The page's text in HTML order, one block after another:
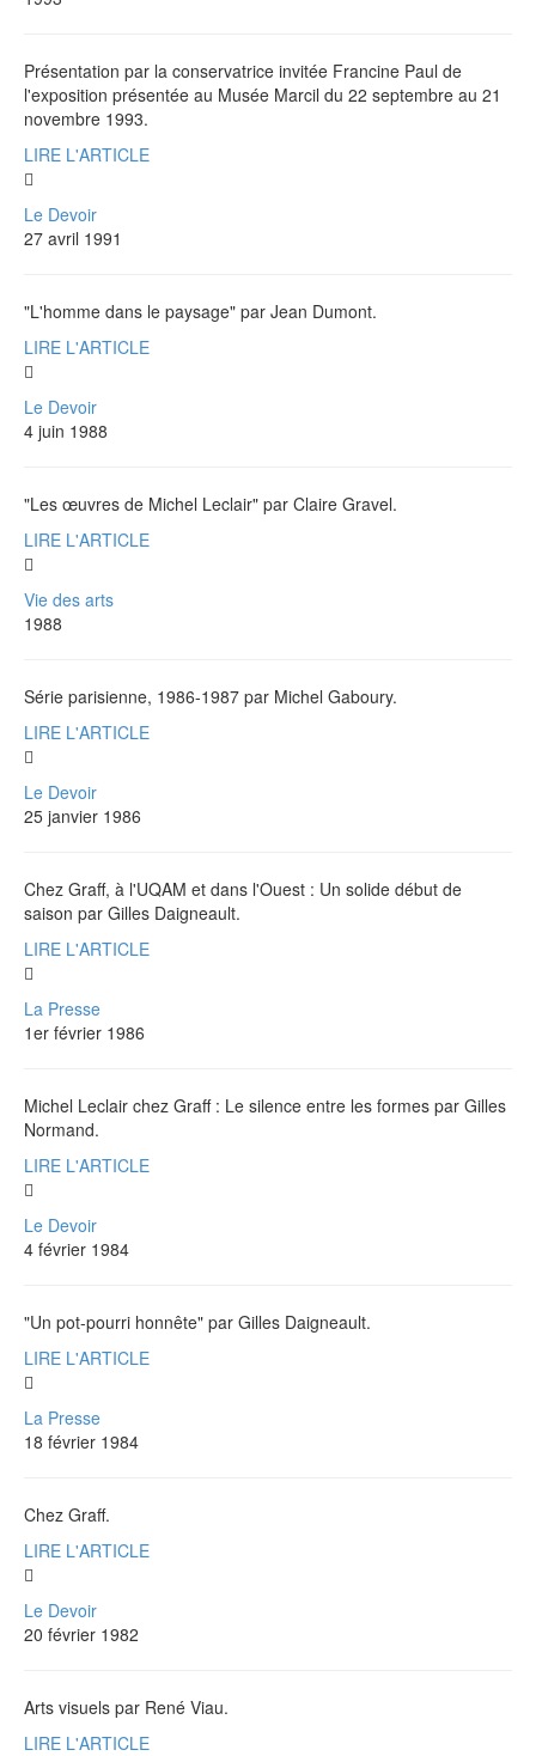
Présentation par la conservatrice invitée Francine Paul de
l'exposition présentée au Musée Marcil du 22 septembre au 21
novembre 1993.
LIRE L'ARTICLE
Le Devoir
27 avril 1991
"L'homme dans le paysage" par Jean Dumont.
LIRE L'ARTICLE
Le Devoir
4 juin 1988
"Les œuvres de Michel Leclair" par Claire Gravel.
LIRE L'ARTICLE
Vie des arts
1988
Série parisienne, 1986-1987 par Michel Gaboury.
LIRE L'ARTICLE
Le Devoir
25 janvier 1986
Chez Graff, à l'UQAM et dans l'Ouest : Un solide début de
saison par Gilles Daigneault.
LIRE L'ARTICLE
La Presse
1er février 1986
Michel Leclair chez Graff : Le silence entre les formes par Gilles
Normand.
LIRE L'ARTICLE
Le Devoir
4 février 1984
"Un pot-pourri honnête" par Gilles Daigneault.
LIRE L'ARTICLE
La Presse
18 février 1984
Chez Graff.
LIRE L'ARTICLE
Le Devoir
20 février 1982
Arts visuels par René Viau.
LIRE L'ARTICLE